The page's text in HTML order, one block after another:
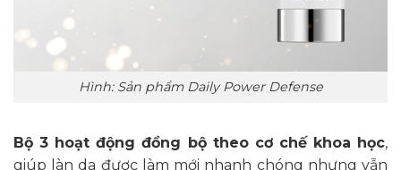
Hình: Sản phẩm Daily Power Defense
Bộ 3 hoạt động đồng bộ theo cơ chế khoa học,
giúp làn da được làm mới nhanh chóng nhưng vẫn